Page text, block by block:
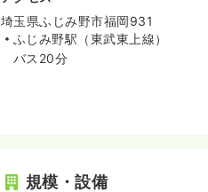
日勤のみ（常勤）
給与 28.8万円 /月 賞与4ヶ月
※経験5年の例
埼玉県ふじみ野市福岡931
ふじみ野駅（東武東上線）
バス20分
規模・設備